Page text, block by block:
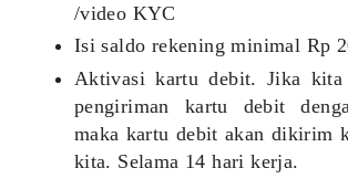
/video KYC
Isi saldo rekening minimal Rp
Aktivasi kartu debit. Jika kita
pengiriman kartu debit
maka kartu debit akan dikirim
kita. Selama 14 hari kerja.